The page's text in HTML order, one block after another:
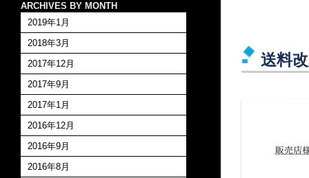
送料
ARCHIVES BY MONTH
2019年1月
2018年3月
2017年12月
2017年9月
2017年1月
2016年12月
2016年9月
2016年8月